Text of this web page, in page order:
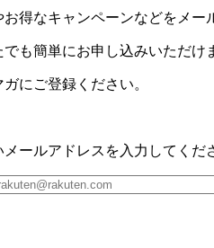
得なキャンペーンなどをメー
も簡単にお申し込みいただけ
にご登録ください。
ールアドレスを入力してくだ